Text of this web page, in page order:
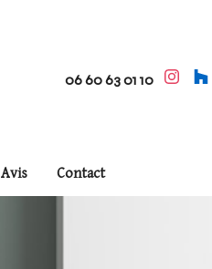
06 60 63 01 10
Avis Contact